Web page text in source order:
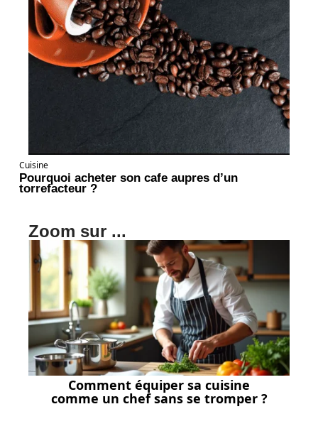
Cuisine
Pourquoi acheter son cafe aupres d’un
torrefacteur ?
Zoom sur ...
Comment équiper sa cuisine
comme un chef sans se tromper ?